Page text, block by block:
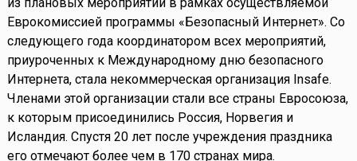
Еврокомиссией программы «Безопасный Интернет». Со
следующего года координатором всех мероприятий,
приуроченных к Международному дню безопасного
Интернета, стала некоммерческая организация Insafe.
Членами этой организации стали все страны Евросоюза,
к которым присоединились Россия, Норвегия и
Исландия. Спустя 20 лет после учреждения праздника
его отмечают более чем в 170 странах мира.